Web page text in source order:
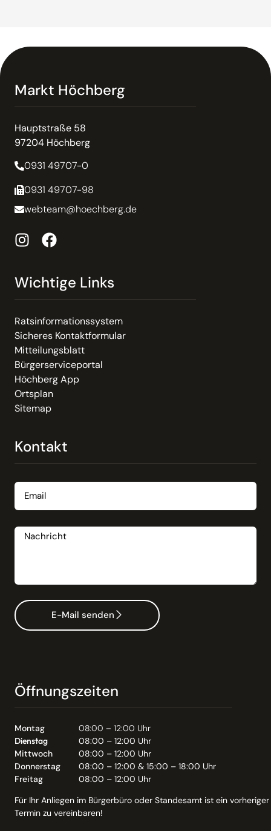
Markt Höchberg
Hauptstraße 58
97204 Höchberg
0931 49707-0
0931 49707-98
webteam@hoechberg.de
Wichtige Links
Ratsinformationssystem
Sicheres Kontaktformular
Mitteilungsblatt
Bürgerserviceportal
Höchberg App
Ortsplan
Sitemap
Kontakt
E-Mail senden
Öffnungszeiten
Montag
08:00 – 12:00 Uhr
Dienstag
08:00 – 12:00 Uhr
Mittwoch
08:00 – 12:00 Uhr
Donnerstag
08:00 – 12:00 & 15:00 – 18:00 Uhr
Freitag
08:00 – 12:00 Uhr
Für Ihr Anliegen im Bürgerbüro oder Standesamt ist ein vorheriger
Termin zu vereinbaren!